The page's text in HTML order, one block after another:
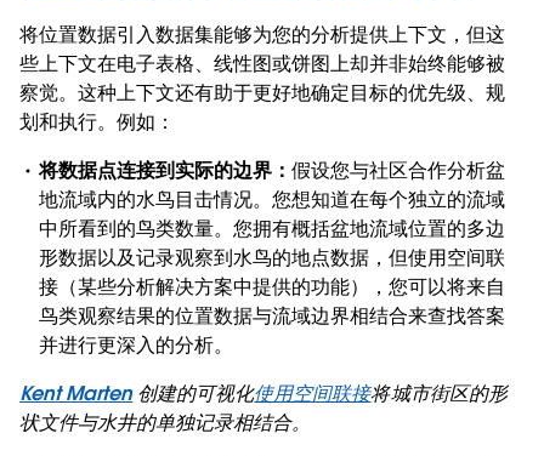
将位置数据引入数据集能够为您的分析提供上下文，但这
些上下文在电子表格、线性图或饼图上却并非始终能够被
察觉。这种上下文还有助于更好地确定目标的优先级、规
划和执行。例如：
将数据点连接到实际的边界：假设您与社区合作分析盆
地流域内的水鸟目击情况。您想知道在每个独立的流域
中所看到的鸟类数量。您拥有概括盆地流域位置的多边
形数据以及记录观察到水鸟的地点数据，但使用空间联
接（某些分析解决方案中提供的功能），您可以将来自
鸟类观察结果的位置数据与流域边界相结合来查找答案
并进行更深入的分析。
Kent Marten创建的可视化使用空间联接将城市街区的形
状文件与水井的单独记录相结合。